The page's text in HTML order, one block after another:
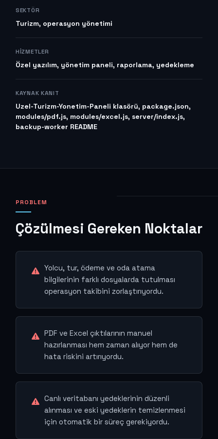
SEKTÖR
Turizm, operasyon yönetimi
HIZMETLER
Özel yazılım, yönetim paneli, raporlama, yedekleme
KAYNAK KANIT
Uzel-Turizm-Yonetim-Paneli klasörü, package.json,
modules/pdf.js, modules/excel.js, server/index.js,
backup-worker README
PROBLEM
Çözülmesi Gereken Noktalar
Yolcu, tur, ödeme ve oda atama
bilgilerinin farklı dosyalarda tutulması
operasyon takibini zorlaştırıyordu.
PDF ve Excel çıktılarının manuel
hazırlanması hem zaman alıyor hem de
hata riskini artırıyordu.
Canlı veritabanı yedeklerinin düzenli
alınması ve eski yedeklerin temizlenmesi
için otomatik bir süreç gerekiyordu.